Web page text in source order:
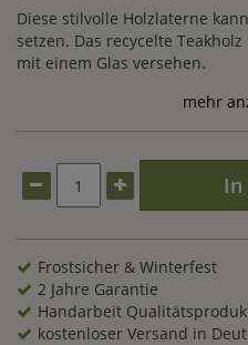
Diese stilvolle Holzlaterne
setzen. Das recycelte
mit einem Glas versehen.
mehr
In
Frostsicher & Winterfest
2 Jahre Garantie
Handarbeit
kostenloser Versand in